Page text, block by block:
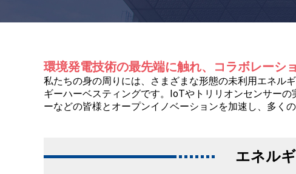
環境発電技術の最先端に触れ、コラボレーシ
私たちの身の周りには、さまざまな形態の未利用エネル
ギーハーベスティングです。IoTやトリリオンセンサー
ーなどの皆様とオープンイノベーションを加速し、多く
エネル